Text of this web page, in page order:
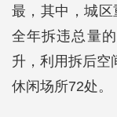
最，其中，城
全年拆违总量
升，利用拆后空
休闲场所72处。